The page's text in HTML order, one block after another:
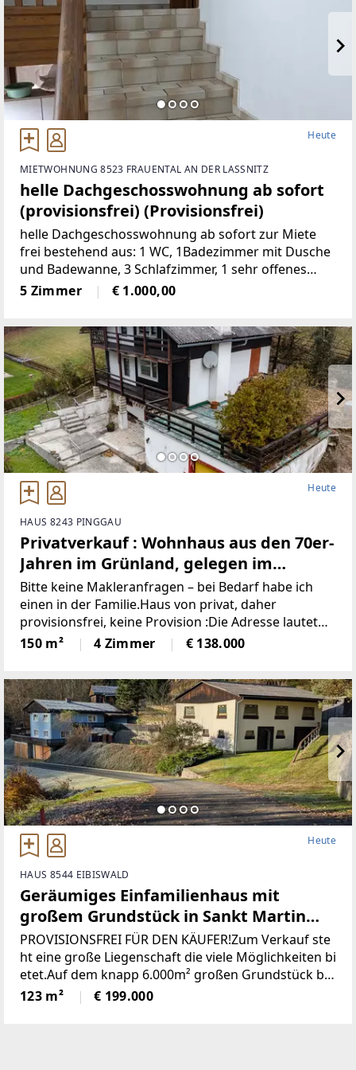
Heute
MIETWOHNUNG 8523 FRAUENTAL AN DER LASSNITZ
helle Dachgeschosswohnung ab sofort
(provisionsfrei) (Provisionsfrei)
helle Dachgeschosswohnung ab sofort zur Miete
frei bestehend aus: 1 WC, 1Badezimmer mit Dusche
und Badewanne, 3 Schlafzimmer, 1 sehr offenes
Wohnzimmermit Balkon und Kachelofen, 1 voll
möbelierte Küche, 1 Abstellraum,
5 Zimmer € 1.000,00
Heute
HAUS 8243 PINGGAU
Privatverkauf : Wohnhaus aus den 70er-
Jahren im Grünland, gelegen im
idyllischen Wechselgebiet
(Provisionsfrei)
Bitte keine Makleranfragen – bei Bedarf habe ich
einen in der Familie.Haus von privat, daher
provisionsfrei, keine Provision :Die Adresse lautet
“8243 Pinggau, Wiesenhöf 43“. Achtung : in
manchen Navis(auch
150 m² 4 Zimmer € 138.000
Heute
HAUS 8544 EIBISWALD
Geräumiges Einfamilienhaus mit
großem Grundstück in Sankt Martin
(Provisionsfrei)
PROVISIONSFREI FÜR DEN KÄUFER!Zum Verkauf ste
ht eine große Liegenschaft die viele Möglichkeiten bi
etet.Auf dem knapp 6.000m² großen Grundstück be
findet sich ein Wohngebäude bestehend aus derzeit
zwei getrennten Wohnungen, einem großen zweist
123 m² € 199.000